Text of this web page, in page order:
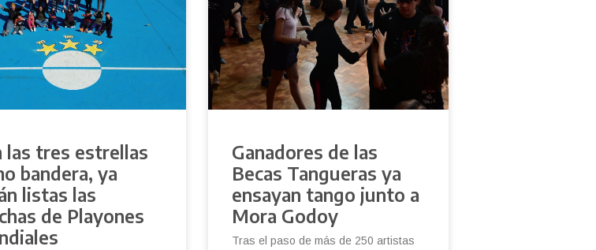
las tres estrellas
bandera, ya
listas las
de Playones
Ganadores de las
Becas Tangueras ya
ensayan tango junto a
Mora Godoy
Tras el paso de más de 250 artistas